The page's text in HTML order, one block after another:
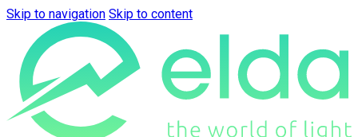
Skip to navigation Skip to content